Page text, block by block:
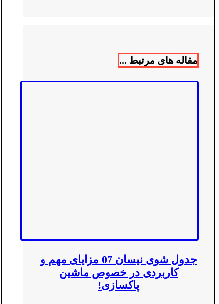
مقاله های مرتبط ...
جدول شوی نیسان 07 مزایای مهم و
کاربردی در خصوص ماشین
پاکسازی!